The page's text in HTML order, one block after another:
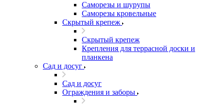
Саморезы и шурупы
Саморезы кровельные
Скрытый крепеж
Скрытый крепеж
Крепления для террасной доски и
планкена
Сад и досуг
Сад и досуг
Ограждения и заборы